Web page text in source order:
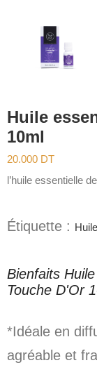
Huile
10ml
20.000 DT
l’huile essentielle
Étiquette :
Bienfaits
Touche D'Or
*Idéale en
agréable et